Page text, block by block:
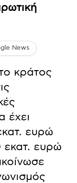
News
κράτος
έχει
ευρώ
εκατ. ευρώ